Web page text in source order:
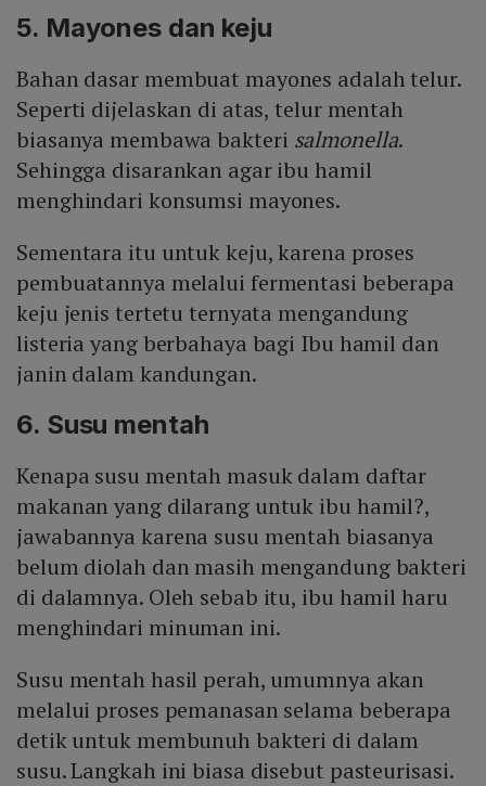
5. Mayones dan keju
Bahan dasar membuat mayones adalah telur.
Seperti dijelaskan di atas, telur mentah
biasanya membawa bakteri salmonella.
Sehingga disarankan agar ibu hamil
menghindari konsumsi mayones.
Sementara itu untuk keju, karena proses
pembuatannya melalui fermentasi beberapa
keju jenis tertetu ternyata mengandung
listeria yang berbahaya bagi Ibu hamil dan
janin dalam kandungan.
6. Susu mentah
Kenapa susu mentah masuk dalam daftar
makanan yang dilarang untuk ibu hamil?,
jawabannya karena susu mentah biasanya
belum diolah dan masih mengandung bakteri
di dalamnya. Oleh sebab itu, ibu hamil haru
menghindari minuman ini.
Susu mentah hasil perah, umumnya akan
melalui proses pemanasan selama beberapa
detik untuk membunuh bakteri di dalam
susu. Langkah ini biasa disebut pasteurisasi.